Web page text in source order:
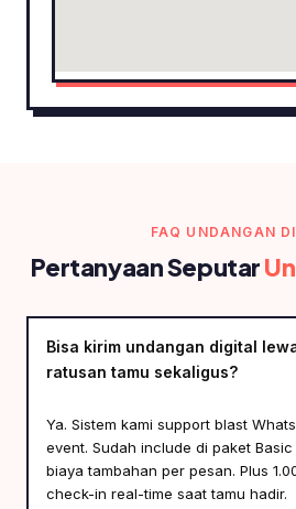
FAQ UNDANGAN
Pertanyaan Seputar
Bisa kirim undangan digital
ratusan tamu sekaligus?
Ya. Sistem kami support blast
event. Sudah include di paket
biaya tambahan per pesan. Plus
check-in real-time saat tamu hadir.